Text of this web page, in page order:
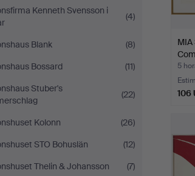
Kenneth Svensson i
(4)
Blank
(8)
Bossard
(11)
Stuber's
(22)
Kolonn
(26)
STO Bohuslän
(12)
Thelin & Johansson
(7)
MIA
con
5
106